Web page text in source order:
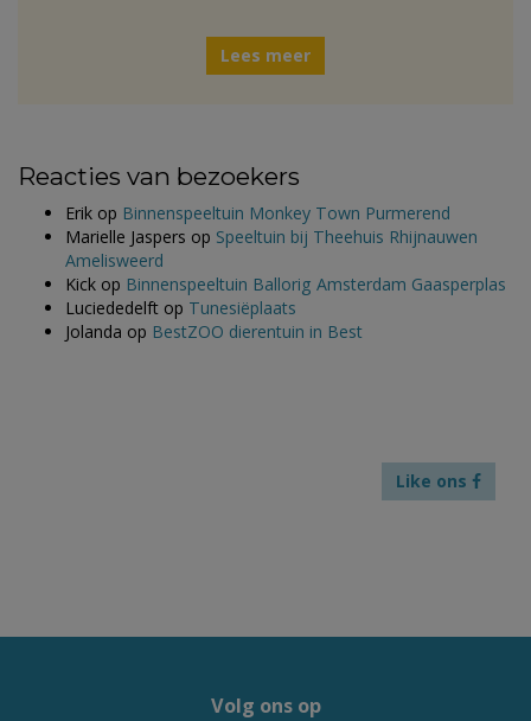
Lees meer
Reacties van bezoekers
Erik op Binnenspeeltuin Monkey Town Purmerend
Marielle Jaspers op Speeltuin bij Theehuis Rhijnauwen
Amelisweerd
Kick op Binnenspeeltuin Ballorig Amsterdam Gaasperplas
Luciededelft op Tunesiëplaats
Jolanda op BestZOO dierentuin in Best
Like ons
Volg ons op